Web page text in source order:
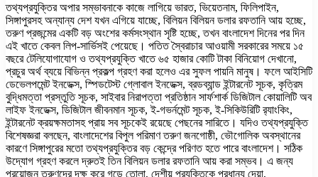
তথ্যপ্রযুক্তির অপার সম্ভাবনাকে কাজে লাগিয়ে ভারত, ভিয়েতনাম, ফিলিপাইন,
সিঙ্গাপুরসহ অন্যান্য দেশ যখন এগিয়ে যাচ্ছে, বিলিয়ন বিলিয়ন ডলার রফতানি আয় হচ্ছে,
তরুণ প্রজন্মের একটি বড় অংশের কর্মসংস্থান সৃষ্টি হচ্ছে, তখন বাংলাদেশ দিনের পর দিন
এই খাতে কেবল লিপ-সার্ভিসই পেয়েছে। পতিত স্বৈরাচার আওয়ামী সরকারের সময়ে ১৫
বছরে টেলিযোগাযোগ ও তথ্যপ্রযুক্তি খাতে ৬৫ হাজার কোটি টাকা বিনিয়োগ দেখানো,
প্রচুর অর্থ ব্যয়ে বিভিন্ন প্রকল্প গ্রহণ করা হলেও এর সুফল পায়নি মানুষ। ফলে আইসিটি
ডেভেলপমেন্ট ইনডেক্স, স্পিডটেস্ট গ্লোবাল ইনডেক্স, ব্রডব্যান্ড ইন্টারনেট সূচক, কৃত্রিম
বুদ্ধিমত্তা প্রস্তুতি সূচক, সাইবার নিরাপত্তা প্রতিষ্ঠান সার্ফশার্ক ডিজিটাল কোয়ালিটি অব
লাইফ ইনডেক্স, ডিজিটাল জীবনমান সূচক, ই-গভর্নমেন্ট সূচক, ই-সিকিউরিটি র‌্যাংকিং,
ইন্টারনেট ক্রয়ক্ষমতাসহ প্রায় সব সূচকেই রয়েছে পেছনের সারিতে। যদিও তথ্যপ্রযুক্তি
বিশেষজ্ঞরা বলছেন, বাংলাদেশের বিপুল পরিমাণ তরুণ জনগোষ্ঠী, ভৌগোলিক অবস্থানের
কারণে সিঙ্গাপুরের মতো তথ্যপ্রযুক্তির বড় কেন্দ্রে পরিণত হতে পারে বাংলাদেশ। সঠিক
উদ্যোগ গ্রহণ করলে দ্রুতই তিন বিলিয়ন ডলার রফতানি আয় করা সম্ভব। এ জন্য
প্রয়োজন তরুণদের দক্ষ করে গড়ে তোলা, দেশীয় প্রযুক্তিকে প্রধান্য দেয়া,